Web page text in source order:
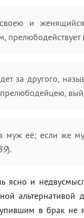
и
прелюбодействует
за другого,
её; если же
).
ясно и
альтернативой
в брак не